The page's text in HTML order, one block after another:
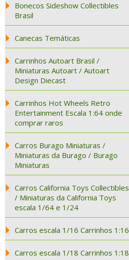
Bonecos Sideshow Collectibles
Brasil
Canecas Temáticas
Carrinhos Autoart Brasil /
Miniaturas Autoart / Autoart
Design Diecast
Carrinhos Hot Wheels Retro
Entertainment Escala 1:64 onde
comprar raros
Carros Burago Miniaturas /
Miniaturas da Burago / Burago
Miniaturas
Carros California Toys Collectibles
/ Miniaturas da California Toys
escala 1/64 e 1/24
Carros escala 1/16 Carrinhos 1:16
Carros escala 1/18 Carrinhos 1:18